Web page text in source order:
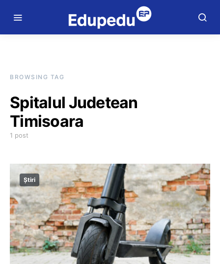
BROWSING TAG
Spitalul Judetean
Timisoara
1 post
Știri